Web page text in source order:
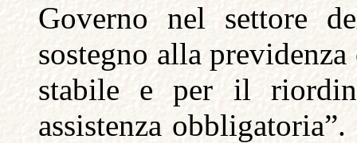
Governo nel settore
sostegno alla
stabile e per il
assistenza